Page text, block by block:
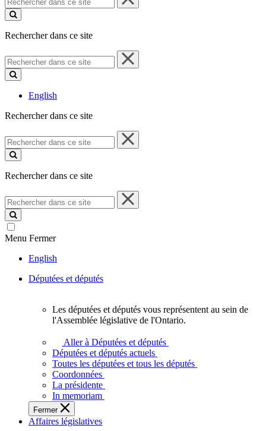
dans
ce
Rechercher dans ce site
Rechercher
dans
ce
English
Rechercher dans ce site
Rechercher
dans
ce
Rechercher dans ce site
Rechercher
dans
ce
site
Menu Fermer
English
Députées et députés
députés
vous
représentent
sein
de
l'Assemblée
législative
Les députées et députés vous représentent au sein de
l'Assemblée législative de l'Ontario.
Aller à Députées et députés
Députées et députés actuels
Toutes les députées et tous les députés
Coordonnées
La présidente
In memoriam
Fermer
Affaires législatives